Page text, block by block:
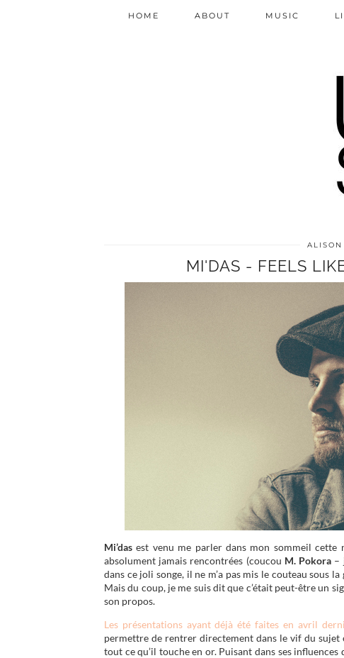
HOME ABOUT MUSIC
ALISON
MI'DAS - FEELS
Mi’das est venu me parler dans mon sommeil cette
absolument jamais rencontrées (coucou M. Pokora –
dans ce joli songe, il ne m’a pas mis le couteau sous
Mais du coup, je me suis dit que c’était peut-être un
son propos.
Les présentations ayant déjà été faites en avril
permettre de rentrer directement dans le vif du sujet
tout ce qu’il touche en or. Puisant dans ses influences